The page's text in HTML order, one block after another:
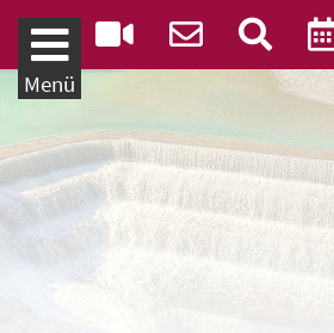
Weiter zum Inhalt
Menü